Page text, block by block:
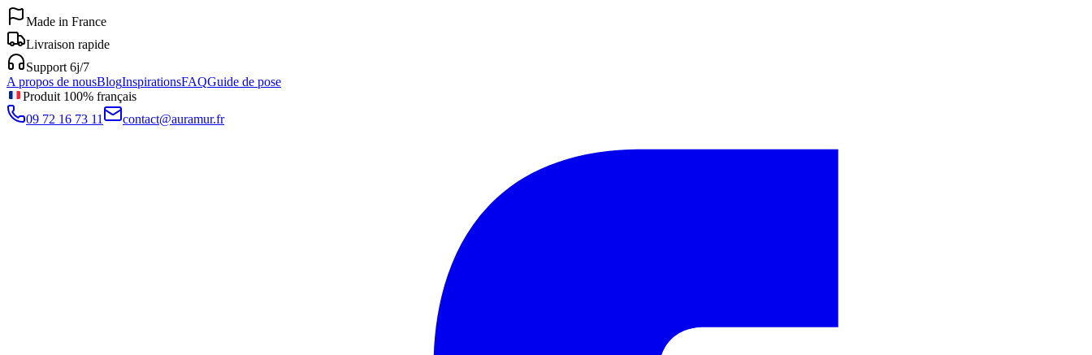
Made in France
Livraison rapide
Support 6j/7
A propos de nousBlogInspirationsFAQGuide de pose
Produit 100% français
09 72 16 73 11
contact@auramur.fr